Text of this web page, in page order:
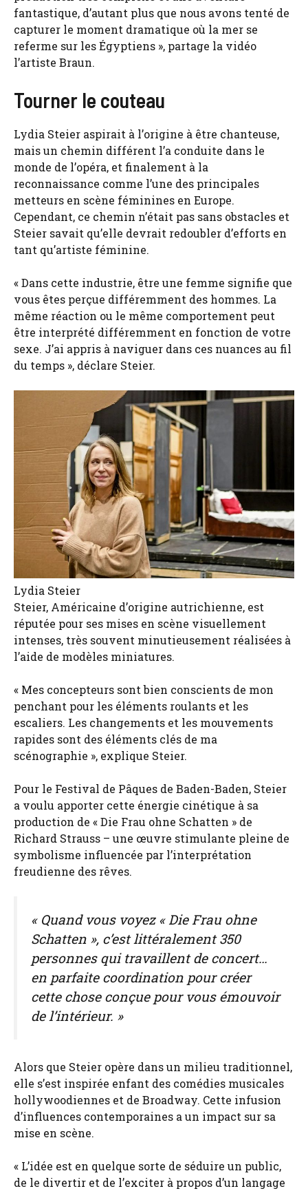
fantastique, d’autant plus que nous avons tenté de
capturer le moment dramatique où la mer se
referme sur les Égyptiens », partage la vidéo
l’artiste Braun.
Tourner le couteau
Lydia Steier aspirait à l’origine à être chanteuse,
mais un chemin différent l’a conduite dans le
monde de l’opéra, et finalement à la
reconnaissance comme l’une des principales
metteurs en scène féminines en Europe.
Cependant, ce chemin n’était pas sans obstacles et
Steier savait qu’elle devrait redoubler d’efforts en
tant qu’artiste féminine.
« Dans cette industrie, être une femme signifie que
vous êtes perçue différemment des hommes. La
même réaction ou le même comportement peut
être interprété différemment en fonction de votre
sexe. J’ai appris à naviguer dans ces nuances au fil
du temps », déclare Steier.
Lydia Steier
Steier, Américaine d’origine autrichienne, est
réputée pour ses mises en scène visuellement
intenses, très souvent minutieusement réalisées à
l’aide de modèles miniatures.
« Mes concepteurs sont bien conscients de mon
penchant pour les éléments roulants et les
escaliers. Les changements et les mouvements
rapides sont des éléments clés de ma
scénographie », explique Steier.
Pour le Festival de Pâques de Baden-Baden, Steier
a voulu apporter cette énergie cinétique à sa
production de « Die Frau ohne Schatten » de
Richard Strauss – une œuvre stimulante pleine de
symbolisme influencée par l’interprétation
freudienne des rêves.
« Quand vous voyez « Die Frau ohne
Schatten », c’est littéralement 350
personnes qui travaillent de concert…
en parfaite coordination pour créer
cette chose conçue pour vous émouvoir
de l’intérieur. »
Alors que Steier opère dans un milieu traditionnel,
elle s’est inspirée enfant des comédies musicales
hollywoodiennes et de Broadway. Cette infusion
d’influences contemporaines a un impact sur sa
mise en scène.
« L’idée est en quelque sorte de séduire un public,
de le divertir et de l’exciter à propos d’un langage